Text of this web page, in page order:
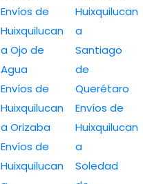
Envíos de
Huixquilucan
a Ojo de
Agua
Envíos de
Huixquilucan
a Orizaba
Envíos de
Huixquilucan
Huixquilucan
a
Santiago
de
Querétaro
Envíos de
Huixquilucan
a
Soledad